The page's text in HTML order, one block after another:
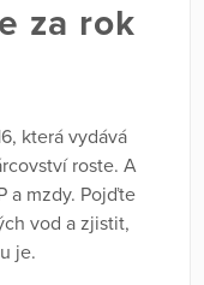
za rok
která vydává
roste. A
a mzdy. Pojďte
vod a zjistit,
je.